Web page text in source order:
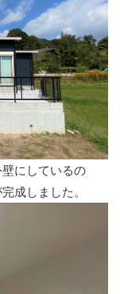
にしているの
成しました。